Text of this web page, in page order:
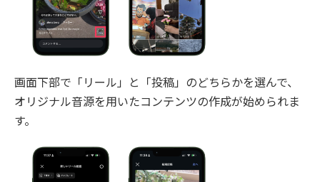
画面下部で「リール」と「投稿」のどちらかを選んで、
オリジナル音源を用いたコンテンツの作成が始められま
す。